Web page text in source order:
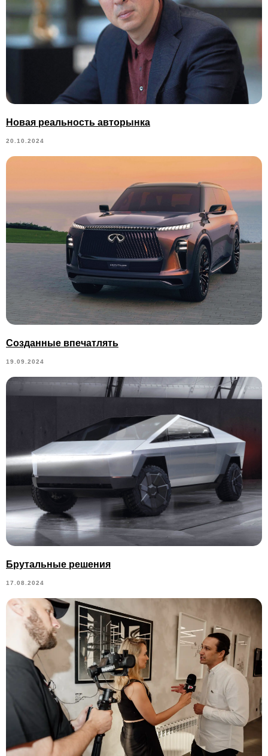
Новая реальность авторынка
20.10.2024
Созданные впечатлять
19.09.2024
Брутальные решения
17.08.2024